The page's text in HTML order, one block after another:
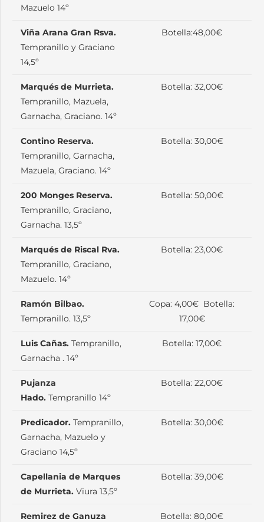
Mazuelo 14º
Viña Arana Gran Rsva.
Tempranillo y Graciano
14,5º
Botella:48,00€
Marqués de Murrieta.
Tempranillo, Mazuela,
Garnacha, Graciano. 14º
Botella: 32,00€
Contino Reserva.
Tempranillo, Garnacha,
Mazuela, Graciano. 14º
Botella: 30,00€
200 Monges Reserva.
Tempranillo, Graciano,
Garnacha. 13,5º
Botella: 50,00€
Marqués de Riscal Rva.
Tempranillo, Graciano,
Mazuelo. 14º
Botella: 23,00€
Ramón Bilbao.
Tempranillo. 13,5º
Copa: 4,00€ Botella:
17,00€
Luis Cañas. Tempranillo,
Garnacha . 14º
Botella: 17,00€
Pujanza
Hado. Tempranillo 14º
Botella: 22,00€
Predicador. Tempranillo,
Garnacha, Mazuelo y
Graciano 14,5º
Botella: 30,00€
Capellania de Marques
de Murrieta. Viura 13,5º
Botella: 39,00€
Remirez de Ganuza
Botella: 80,00€